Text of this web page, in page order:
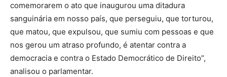
comemorarem o ato que inaugurou uma ditadura
sanguinária em nosso país, que perseguiu, que torturou,
que matou, que expulsou, que sumiu com pessoas e que
nos gerou um atraso profundo, é atentar contra a
democracia e contra o Estado Democrático de Direito”,
analisou o parlamentar.